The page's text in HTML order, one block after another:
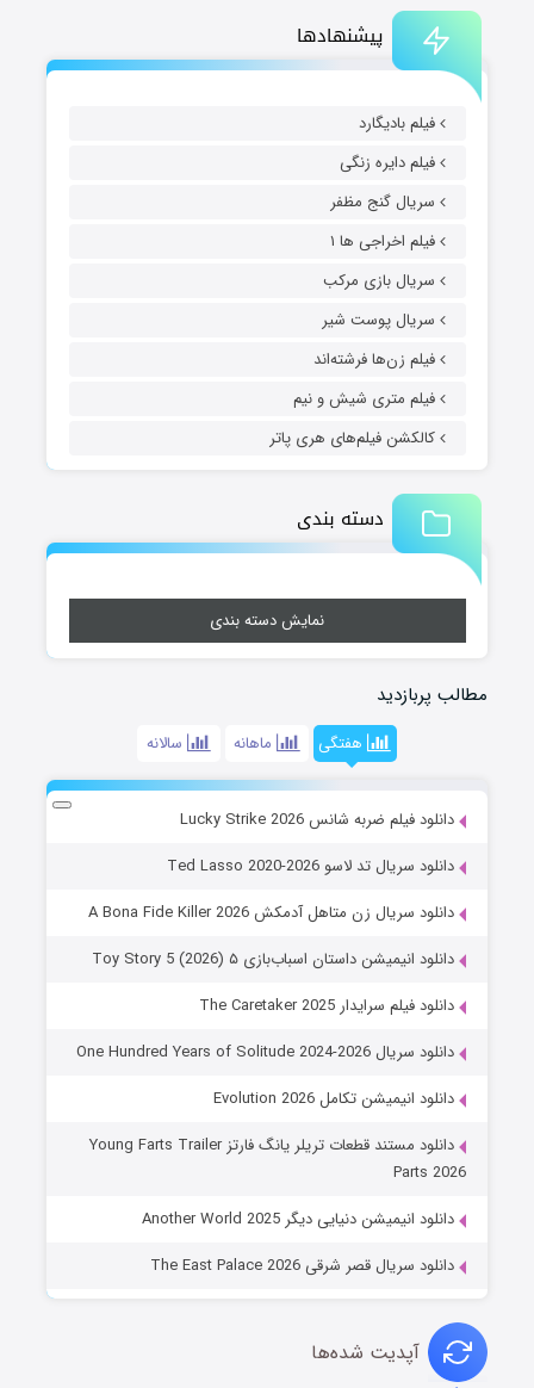
پیشنهادها
فیلم بادیگارد
فیلم دایره زنگی
سریال گنج مظفر
فیلم اخراجی ها ۱
سریال بازی مرکب
سریال پوست شیر
فیلم زن‌ها فرشته‌اند
فیلم متری شیش و نیم
کالکشن فیلم‌های هری پاتر
دسته بندی
نمایش دسته بندی
مطالب پربازدید
هفتگی ماهانه سالانه
دانلود فیلم ضربه شانس Lucky Strike 2026
دانلود سریال تد لاسو Ted Lasso 2020-2026
دانلود سریال زن متاهل آدمکش A Bona Fide Killer 2026
دانلود انیمیشن داستان اسباب‌بازی ۵ Toy Story 5 (2026)
دانلود فیلم سرایدار The Caretaker 2025
دانلود سریال One Hundred Years of Solitude 2024-2026
دانلود انیمیشن تکامل Evolution 2026
دانلود مستند قطعات تریلر یانگ فارتز Young Farts Trailer
Parts 2026
دانلود انیمیشن دنیایی دیگر Another World 2025
دانلود سریال قصر شرقی The East Palace 2026
آپدیت شده‌ها